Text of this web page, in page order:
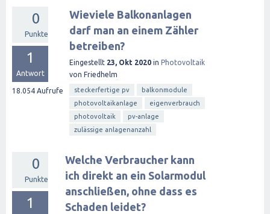
0
Punkte
1
Antwort
18.054 Aufrufe
Wieviele Balkonanlagen
darf man an einem Zähler
betreiben?
Eingestellt 23, Okt 2020 in Photovoltaik
von Friedhelm
steckerfertige pv
balkonmodule
photovoltaikanlage
eigenverbrauch
photovoltaik
pv-anlage
zulässige anlagenanzahl
0
Punkte
1
Welche Verbraucher kann
ich direkt an ein Solarmodul
anschließen, ohne dass es
Schaden leidet?